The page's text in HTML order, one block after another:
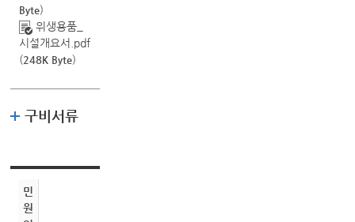
Byte)
위생용품_
시설개요서.pdf
(248K Byte)
구비서류
민
원